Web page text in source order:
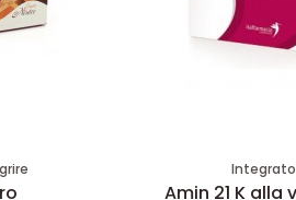
Amin 21 K alla